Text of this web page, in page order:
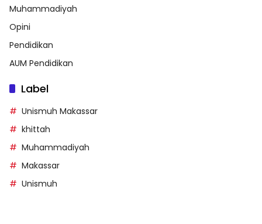
Muhammadiyah
Opini
Pendidikan
AUM Pendidikan
Label
Unismuh Makassar
khittah
Muhammadiyah
Makassar
Unismuh